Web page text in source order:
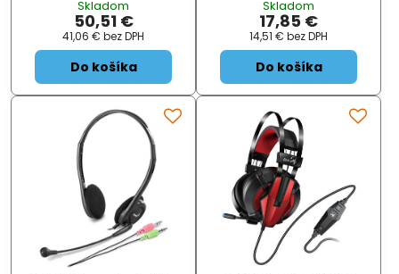
ovládáním. ZÁKLADNÍ
SPECIFIKACE; Konektor: USB
2.0; Citlivost: 94 dB;...
Skladom
50,51 €
41,06 € bez DPH
Do košíka
nastavitelný hlavový most a
pohodlné náušníky .
Náhlavní soupravu stačí
zapojit do zdířky 3,5 mm
vašeho počí...
Skladom
17,85 €
14,51 € bez DPH
Do košíka